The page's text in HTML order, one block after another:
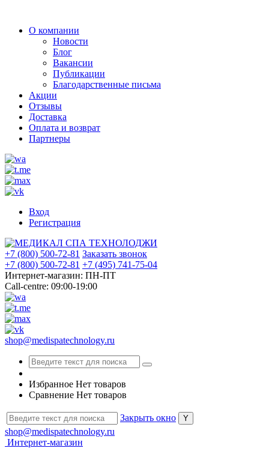
О компании
Новости
Блог
Вакансии
Публикации
Благодарственные письма
Акции
Отзывы
Доставка
Оплата и возврат
Партнеры
Вход
Регистрация
+7 (800) 500-72-81 Заказать звонок
+7 (800) 500-72-81 +7 (495) 741-75-04
Интернет-магазин: ПН-ПТ
Call-centre: 09:00-19:00
shop@medispatechnology.ru
Избранное Нет товаров
Сравнение Нет товаров
Закрыть окно
shop@medispatechnology.ru
Интернет-магазин